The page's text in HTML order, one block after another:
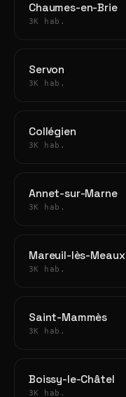
Chaumes-en-Brie
3K hab.
Servon
3K hab.
Collégien
3K hab.
Annet-sur-Marne
3K hab.
Mareuil-lès-Meaux
3K hab.
Saint-Mammès
3K hab.
Boissy-le-Châtel
3K hab.